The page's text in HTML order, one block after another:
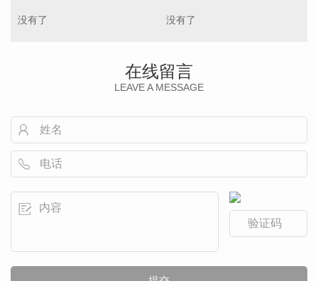
没有了 没有了
在线留言
LEAVE A MESSAGE